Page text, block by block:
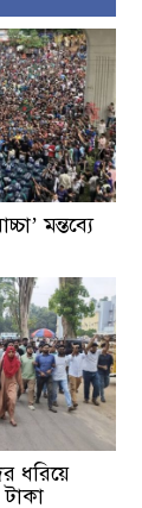
মন্তব্যে
ধরিয়ে